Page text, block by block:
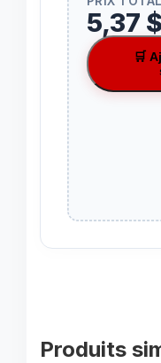
5,37 $
🛒
Produits